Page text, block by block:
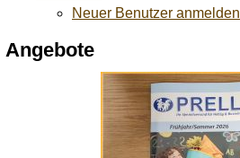
Neuer Benutzer anmelden
Angebote